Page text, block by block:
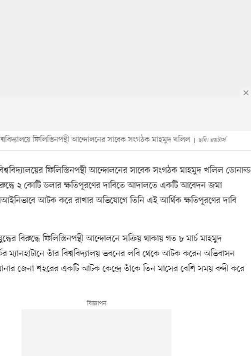
ফিলিস্তিনপন্থী আন্দোলনের সাবেক সংগঠক মাহমুদ খলিল ছবি: রয়টার্স
বিশ্ববিদ্যালয়ের ফিলিস্তিনপন্থী আন্দোলনের সাবেক সংগঠক মাহমুদ খলিল ডোনাল্ড
২ কোটি ডলার ক্ষতিপূরণের দাবিতে আদালতে একটি আবেদন জমা
আটক করে রাখার অভিযোগে তিনি এই আর্থিক ক্ষতিপূরণের দাবি
বিরুদ্ধে ফিলিস্তিনপন্থী আন্দোলনে সক্রিয় থাকায় গত ৮ মার্চ মাহমুদ
ম্যানহাটানে তাঁর বিশ্ববিদ্যালয় ভবনের লবি থেকে আটক করেন অভিবাসন
জেনা শহরের একটি আটক কেন্দ্রে তাঁকে তিন মাসের বেশি সময় বন্দী করে